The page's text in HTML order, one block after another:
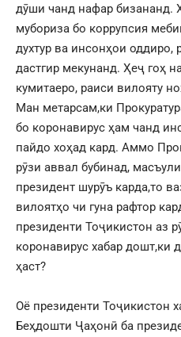
дӯши чанд нафар бизананд.
мубориза бо коррупсия
духтур ва инсонҳои оддиро,
дастгир мекунанд. Ҳеҷ гоҳ
кумитаеро, раиси вилояту
Ман метарсам,ки
бо коронавирус ҳам чанд
пайдо хоҳад кард. Аммо
рӯзи аввал бубинад,
президент шурӯъ карда,то
вилоятҳо чи гуна рафтор
президенти Тоҷикистон аз
коронавирус хабар дошт,ки
ҳаст?
Оё президенти Тоҷикистон
Беҳдошти Ҷаҳонӣ ба